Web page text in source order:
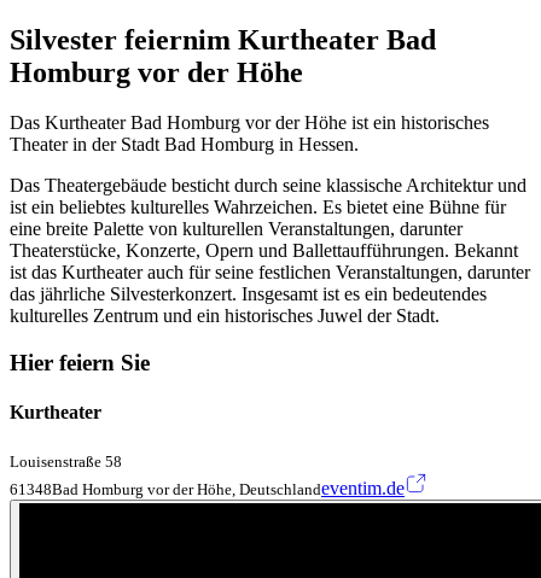
Silvester feiernim Kurtheater Bad
Homburg vor der Höhe
Das Kurtheater Bad Homburg vor der Höhe ist ein historisches
Theater in der Stadt Bad Homburg in Hessen.
Das Theatergebäude besticht durch seine klassische Architektur und
ist ein beliebtes kulturelles Wahrzeichen. Es bietet eine Bühne für
eine breite Palette von kulturellen Veranstaltungen, darunter
Theaterstücke, Konzerte, Opern und Ballettaufführungen. Bekannt
ist das Kurtheater auch für seine festlichen Veranstaltungen, darunter
das jährliche Silvesterkonzert. Insgesamt ist es ein bedeutendes
kulturelles Zentrum und ein historisches Juwel der Stadt.
Hier feiern Sie
Kurtheater
Louisenstraße 58
61348Bad Homburg vor der Höhe, Deutschlandeventim.de